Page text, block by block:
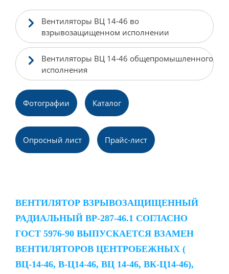
Вентиляторы ВЦ 14-46 во
взрывозащищенном исполнении
Вентиляторы ВЦ 14-46 общепромышленного
исполнения
Фотографии Каталог
Опpосный лист Прайс-лист
ВЕНТИЛЯТОР ВЗРЫВОЗАЩИЩЕННЫЙ
РАДИАЛЬНЫЙ ВР-287-46.1 СОГЛАСНО
ГОСТ 5976-90 ВЫПУСКАЕТСЯ ВЗАМЕН
ВЕНТИЛЯТОРОВ ЦЕНТРОБЕЖНЫХ (
ВЦ-14-46, В-Ц14-46, ВЦ 14-46, ВК-Ц14-46),